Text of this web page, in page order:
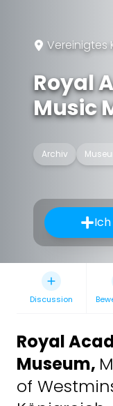
Vereinigtes
Royal
Music
Archiv
Discussion
Royal
Museum,
of